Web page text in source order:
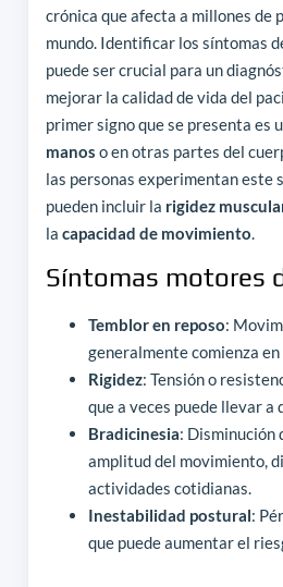
crónica que afecta a millones de
mundo. Identificar los síntomas
puede ser crucial para un
mejorar la calidad de vida del
primer signo que se presenta es
manos o en otras partes del
las personas experimentan este
pueden incluir la rigidez
la capacidad de movimiento.
Síntomas motores
Temblor en reposo:
generalmente comienza en
Rigidez: Tensión o
que a veces puede llevar a
Bradicinesia: Disminución
amplitud del movimiento,
actividades cotidianas.
Inestabilidad postural:
que puede aumentar el